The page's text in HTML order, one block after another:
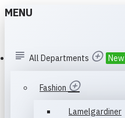
MENU
All Departments New
Fashion
Lamelgardiner